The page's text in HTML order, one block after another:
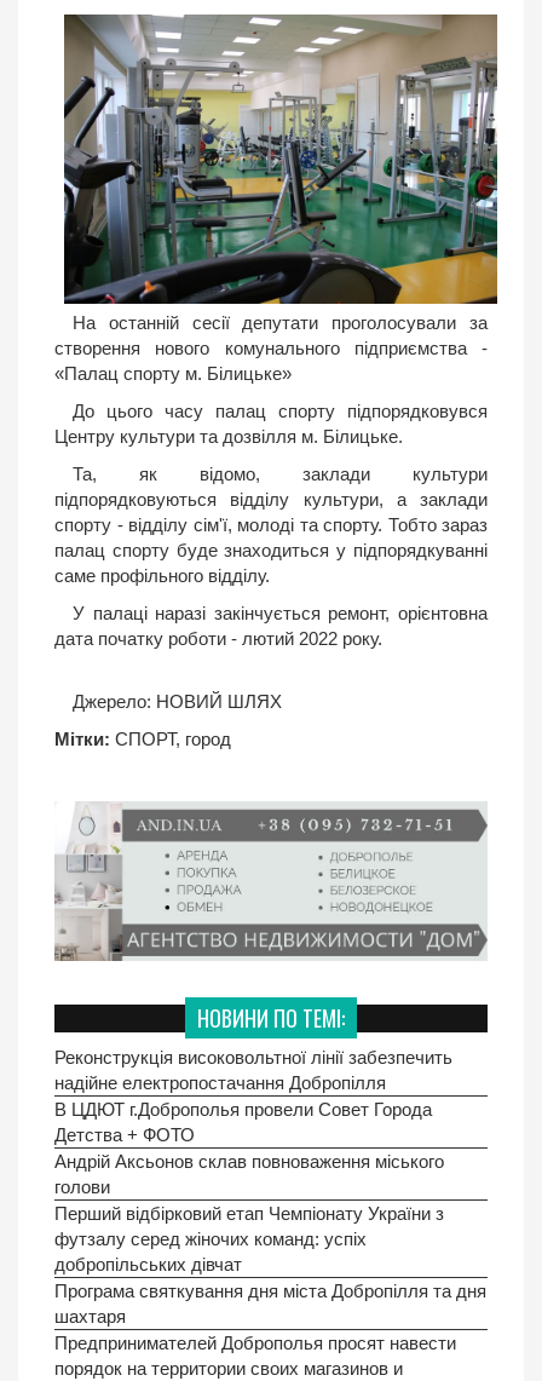
На останній сесії депутати проголосували за
створення нового комунального підприємства -
«Палац спорту м. Білицьке»
До цього часу палац спорту підпорядковувся
Центру культури та дозвілля м. Білицьке.
Та, як відомо, заклади культури
підпорядковуються відділу культури, а заклади
спорту - відділу сім'ї, молоді та спорту. Тобто зараз
палац спорту буде знаходиться у підпорядкуванні
саме профільного відділу.
У палаці наразі закінчується ремонт, орієнтовна
дата початку роботи - лютий 2022 року.
Джерело: НОВИЙ ШЛЯХ
Мітки: СПОРТ, город
НОВИНИ ПО ТЕМІ:
Реконструкція високовольтної лінії забезпечить
надійне електропостачання Добропілля
В ЦДЮТ г.Доброполья провели Совет Города
Детства + ФОТО
Андрій Аксьонов склав повноваження міського
голови
Перший відбірковий етап Чемпіонату України з
футзалу серед жіночих команд: успіх
добропільських дівчат
Програма святкування дня міста Добропілля та дня
шахтаря
Предпринимателей Доброполья просят навести
порядок на территории своих магазинов и